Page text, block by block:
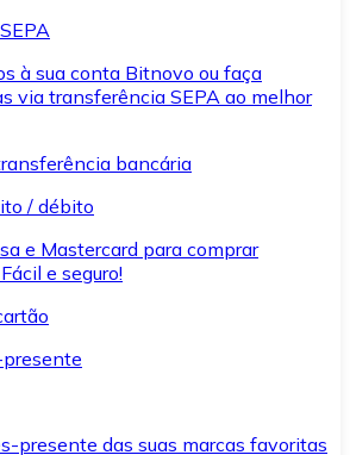
à sua conta Bitnovo ou faça
via transferência SEPA ao melhor
bancária
/ débito
e Mastercard para comprar
e seguro!
presente das suas marcas favoritas